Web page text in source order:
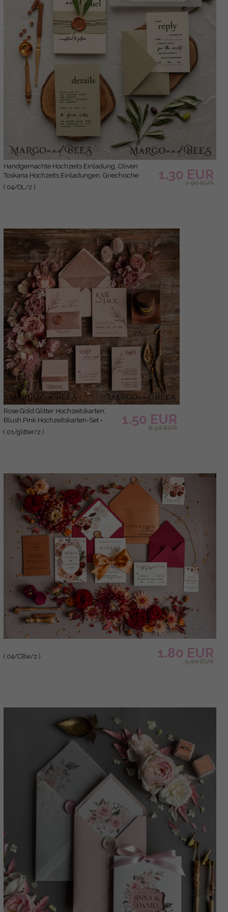
Handgemachte Hochzeits Einladung, Oliven
Toskana Hochzeits Einladungen, Griechische
Reise Hochzeits Stationery, Natürliche Oliven
( 04/OL/z )
1.30 EUR
7.00 EUR
Rose Gold Glitter Hochzeitskarten,
Blush Pink Hochzeitskarten-Set •
Luxus Hochzeitskarten-Set •
( 01/glitter/z )
1.50 EUR
6.50 EUR
( 04/CBw/z ) 1.80 EUR
5.00 EUR